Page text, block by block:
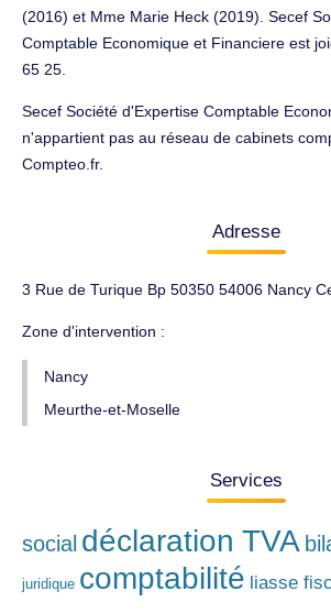
(2016) et Mme Marie Heck (2019). Secef
Comptable Economique et Financiere est
65 25.
Secef Société d'Expertise Comptable
n'appartient pas au réseau de cabinets
Compteo.fr.
Adresse
3 Rue de Turique Bp 50350 54006 Nancy
Zone d'intervention :
Nancy
Meurthe-et-Moselle
Services
social déclaration TVA
juridique comptabilité liasse